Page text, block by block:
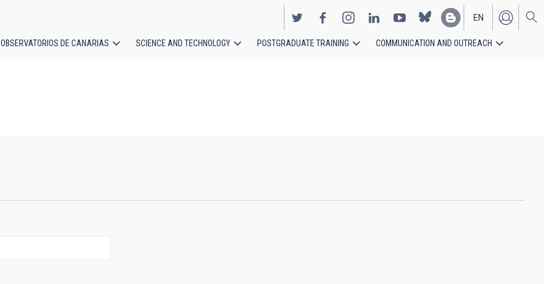
EN
ES
OBSERVATORIOS DE CANARIAS SCIENCE AND TECHNOLOGY POSTGRADUATE TRAINING COMMUNICATION AND OUTREACH